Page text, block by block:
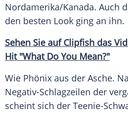
Nordamerika/Kanada. Auch
den besten Look ging an ihn.
Sehen Sie auf Clipfish das
Hit "What Do You Mean?"
Wie Phönix aus der Asche.
Negativ-Schlagzeilen der
scheint sich der Teenie-